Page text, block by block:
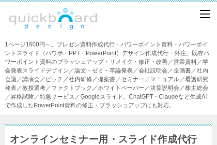
1ページ1600円～。プレゼン資料作成代行・パワーポイント資料・パワーポイ
ントスライド（パワポ・PPT・PowerPoint）デザイン作成代行・外注。既存パ
ワーポイント資料のブラッシュアップ・リメイク・修正・改善／営業資料／学
会発表スライドデザイン／論文・ゼミ・卒論発表／会社説明会／企画書／社内
会議／講演会／ピッチ／社内研修／提案書／セミナー／マニュアル／看護研究
発表／教授選考／ファクトブック／ホワイトペーパー／決算説明会／株主総会
／昇格試験／特急サービス／Googleスライド。ChatGPT・Claudeなど生成AI
で作成したPowerPoint資料の修正・ブラッシュアップにも対応。
オンラインセミナー用・スライド作成代行